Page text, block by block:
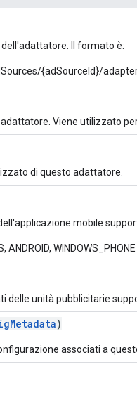
Il formato è:
{adSourceId}/
Viene utilizzato
di questo adattatore.
mobile
ANDROID, WINDOWS_PHONE
delle unità pubblicitarie
)
associati a